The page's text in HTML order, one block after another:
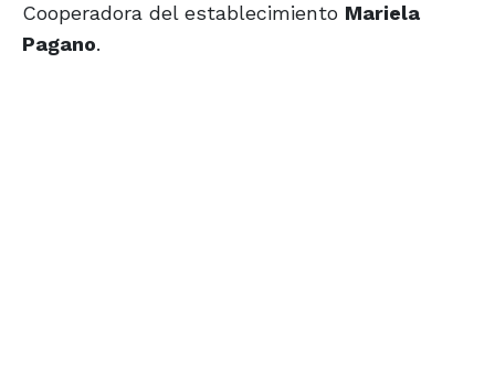
Cooperadora del establecimiento Mariela
Pagano.